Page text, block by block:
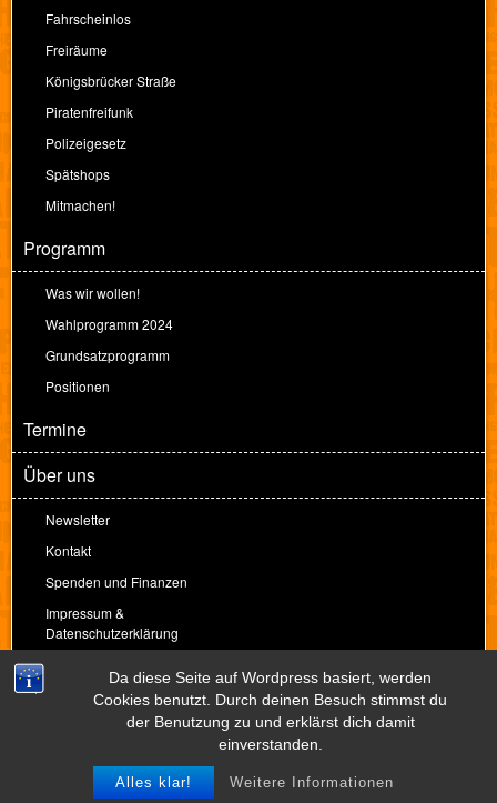
Da diese Seite auf Wordpress basiert, werden
Cookies benutzt. Durch deinen Besuch stimmst du
der Benutzung zu und erklärst dich damit
einverstanden.
Alles klar! Weitere Informationen
Fahrscheinlos
Freiräume
Königsbrücker Straße
Piratenfreifunk
Polizeigesetz
Spätshops
Mitmachen!
Programm
Was wir wollen!
Wahlprogramm 2024
Grundsatzprogramm
Positionen
Termine
Über uns
Newsletter
Kontakt
Spenden und Finanzen
Impressum &
Datenschutzerklärung
Spenden
Theme by